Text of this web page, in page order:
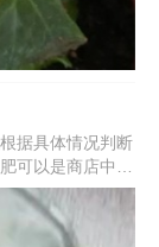
据具体情况判断
可以是商店中购
肥液可以稀释过
即可；春季多氮
肥液时别弄到叶